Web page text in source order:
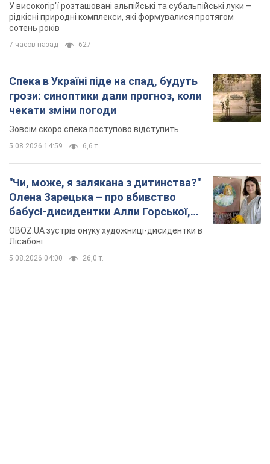
У високогір'ї розташовані альпійські та субальпійські луки –
рідкісні природні комплекси, які формувалися протягом
сотень років
7 часов назад 627
Спека в Україні піде на спад, будуть
грози: синоптики дали прогноз, коли
чекати зміни погоди
Зовсім скоро спека поступово відступить
5.08.2026 14:59 6,6 т.
"Чи, може, я залякана з дитинства?"
Олена Зарецька – про вбивство
бабусі-дисидентки Алли Горської,
критику Дмитра Стуса та втечу в
Португалію з 5 дітьми
OBOZ.UA зустрів онуку художниці-дисидентки в
Лісабоні
5.08.2026 04:00 26,0 т.